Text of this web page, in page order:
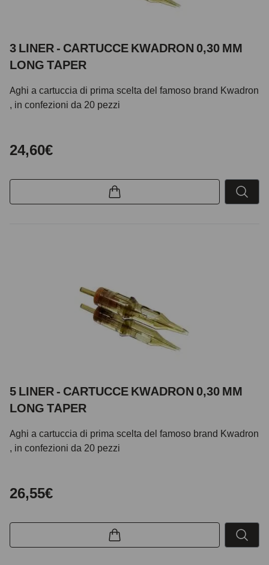
3 LINER - CARTUCCE KWADRON 0,30 MM
LONG TAPER
Aghi a cartuccia di prima scelta del famoso brand Kwadron
, in confezioni da 20 pezzi
24,60€
5 LINER - CARTUCCE KWADRON 0,30 MM
LONG TAPER
Aghi a cartuccia di prima scelta del famoso brand Kwadron
, in confezioni da 20 pezzi
26,55€